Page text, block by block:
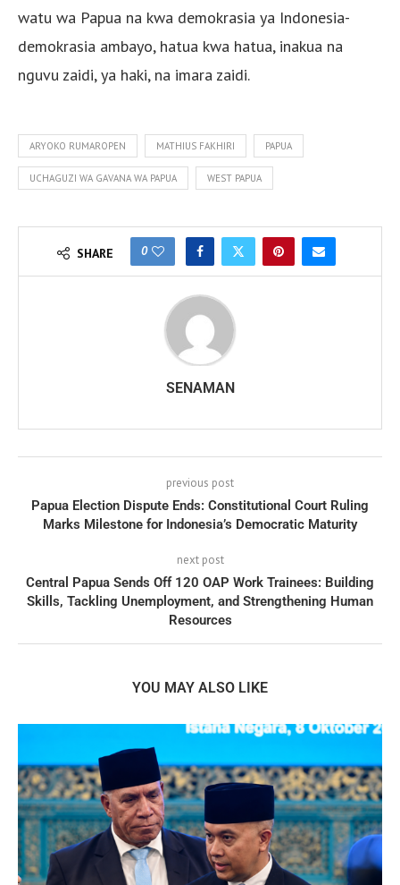
watu wa Papua na kwa demokrasia ya Indonesia-
demokrasia ambayo, hatua kwa hatua, inakua na
nguvu zaidi, ya haki, na imara zaidi.
ARYOKO RUMAROPEN MATHIUS FAKHIRI PAPUA
UCHAGUZI WA GAVANA WA PAPUA WEST PAPUA
SHARE 0
SENAMAN
previous post
Papua Election Dispute Ends: Constitutional Court Ruling
Marks Milestone for Indonesia’s Democratic Maturity
next post
Central Papua Sends Off 120 OAP Work Trainees: Building
Skills, Tackling Unemployment, and Strengthening Human
Resources
YOU MAY ALSO LIKE